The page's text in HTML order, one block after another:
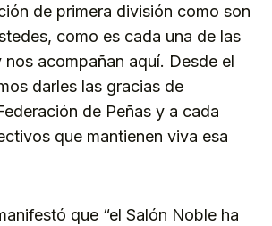
de primera división como son
como es cada una de las
nos acompañan aquí. Desde el
darles las gracias de
de Peñas y a cada
que mantienen viva esa
que “el Salón Noble ha